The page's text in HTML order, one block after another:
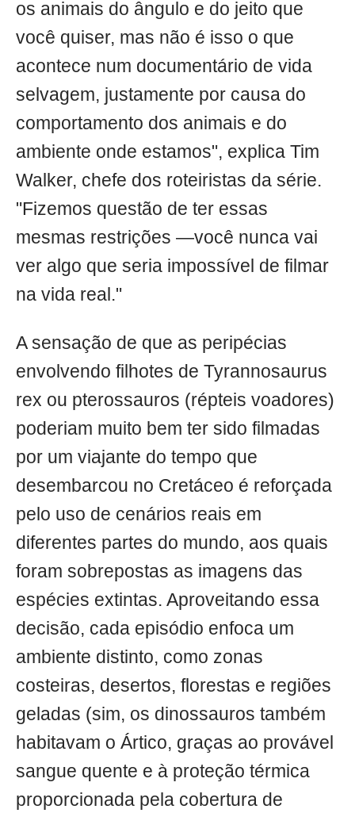
os animais do ângulo e do jeito que
você quiser, mas não é isso o que
acontece num documentário de vida
selvagem, justamente por causa do
comportamento dos animais e do
ambiente onde estamos", explica Tim
Walker, chefe dos roteiristas da série.
"Fizemos questão de ter essas
mesmas restrições —você nunca vai
ver algo que seria impossível de filmar
na vida real."
A sensação de que as peripécias
envolvendo filhotes de Tyrannosaurus
rex ou pterossauros (répteis voadores)
poderiam muito bem ter sido filmadas
por um viajante do tempo que
desembarcou no Cretáceo é reforçada
pelo uso de cenários reais em
diferentes partes do mundo, aos quais
foram sobrepostas as imagens das
espécies extintas. Aproveitando essa
decisão, cada episódio enfoca um
ambiente distinto, como zonas
costeiras, desertos, florestas e regiões
geladas (sim, os dinossauros também
habitavam o Ártico, graças ao provável
sangue quente e à proteção térmica
proporcionada pela cobertura de